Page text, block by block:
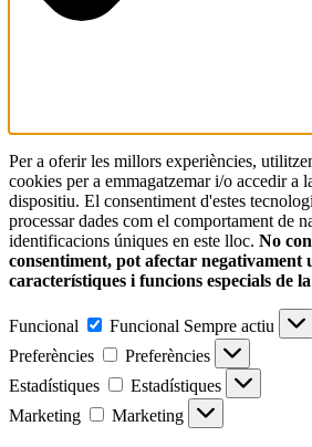
Per a oferir les millors experiències,
cookies per a emmagatzemar i/o accedir a
dispositiu. El consentiment d'estes
processar dades com el comportament de
identificacions úniques en este lloc. No
consentiment, pot afectar negativament
característiques i funcions especials de
Funcional Funcional Sempre actiu
Preferències
Preferències
Estadístiques
Estadístiques
Marketing
Marketing